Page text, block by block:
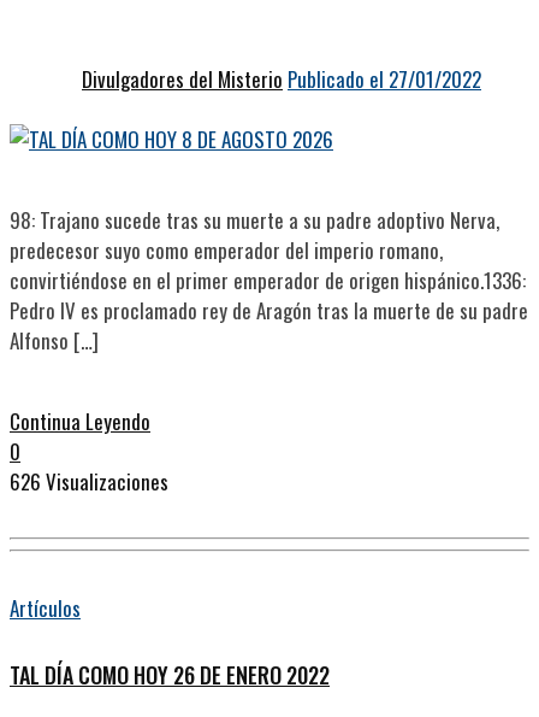
Divulgadores del Misterio Publicado el 27/01/2022
98: Trajano sucede tras su muerte a su padre adoptivo Nerva,
predecesor suyo como emperador del imperio romano,
convirtiéndose en el primer emperador de origen hispánico.1336:
Pedro IV es proclamado rey de Aragón tras la muerte de su padre
Alfonso […]
Continua Leyendo
0
626 Visualizaciones
Artículos
TAL DÍA COMO HOY 26 DE ENERO 2022